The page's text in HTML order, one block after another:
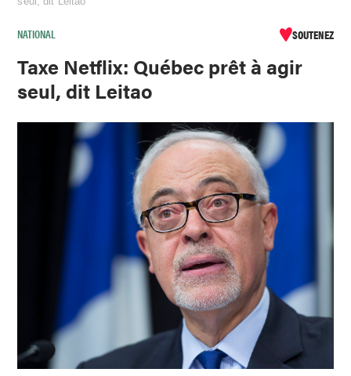
NATIONAL SOUTENEZ
Taxe Netflix: Québec prêt à agir
seul, dit Leitao